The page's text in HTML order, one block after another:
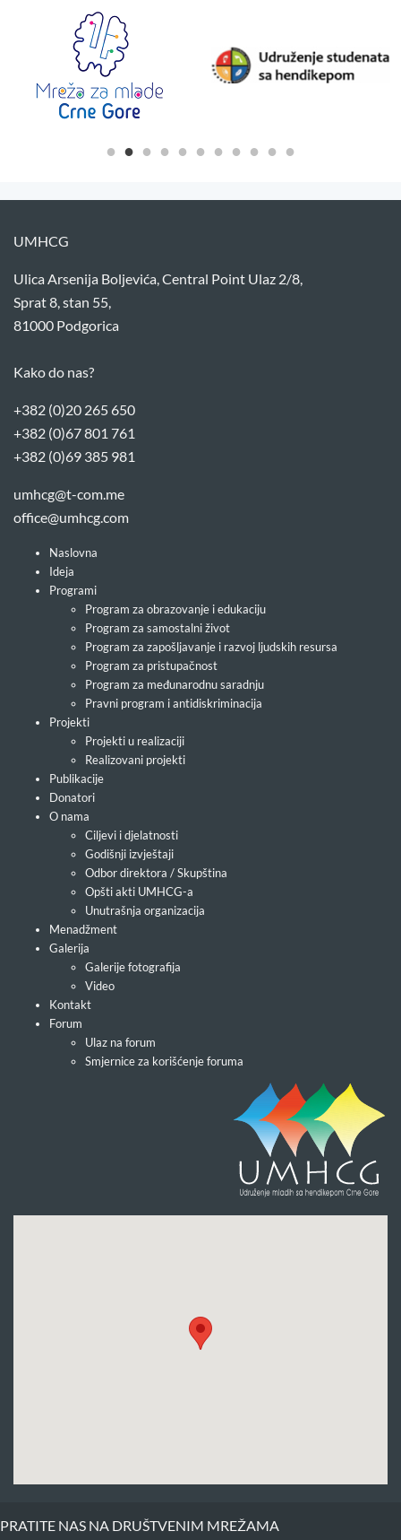
UMHCG
Ulica Arsenija Boljevića, Central Point Ulaz 2/8,
Sprat 8, stan 55,
81000 Podgorica
Kako do nas?
+382 (0)20 265 650
+382 (0)67 801 761
+382 (0)69 385 981
umhcg@t-com.me
office@umhcg.com
Naslovna
Ideja
Programi
Program za obrazovanje i edukaciju
Program za samostalni život
Program za zapošljavanje i razvoj ljudskih resursa
Program za pristupačnost
Program za međunarodnu saradnju
Pravni program i antidiskriminacija
Projekti
Projekti u realizaciji
Realizovani projekti
Publikacije
Donatori
O nama
Ciljevi i djelatnosti
Godišnji izvještaji
Odbor direktora / Skupština
Opšti akti UMHCG-a
Unutrašnja organizacija
Menadžment
Galerija
Galerije fotografija
Video
Kontakt
Forum
Ulaz na forum
Smjernice za korišćenje foruma
PRATITE NAS NA DRUŠTVENIM MREŽAMA